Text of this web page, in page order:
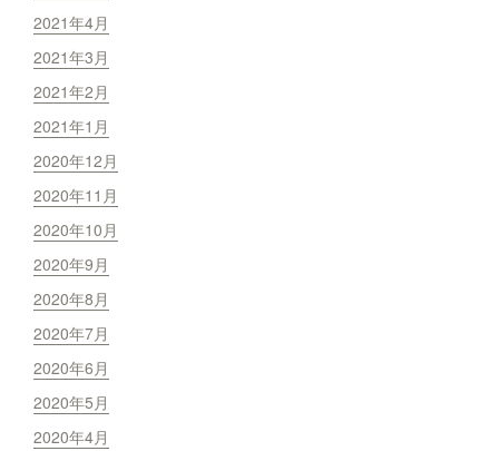
2021年4月
2021年3月
2021年2月
2021年1月
2020年12月
2020年11月
2020年10月
2020年9月
2020年8月
2020年7月
2020年6月
2020年5月
2020年4月